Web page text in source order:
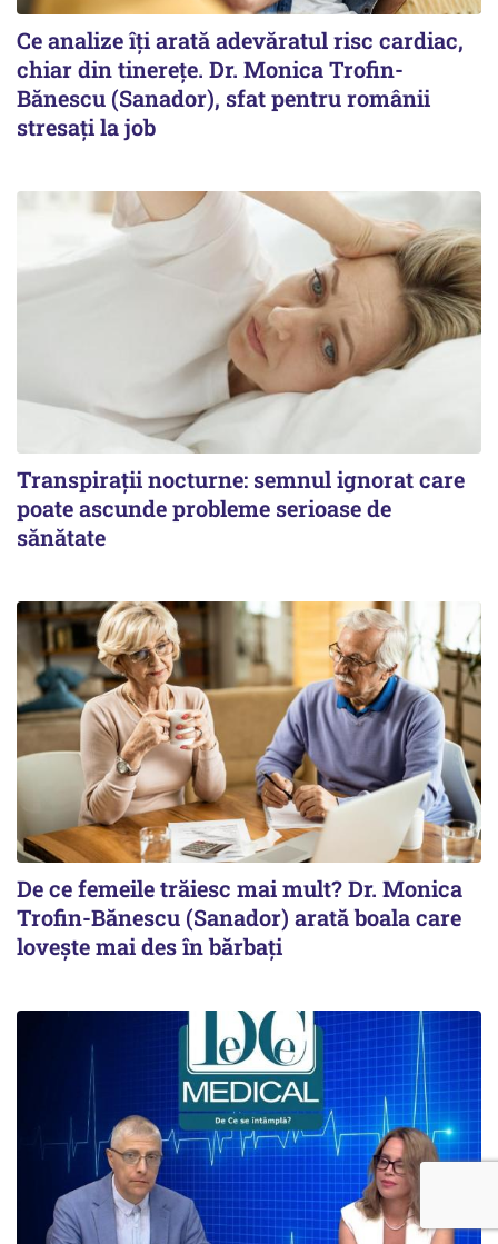
Ce analize îți arată adevăratul risc cardiac,
chiar din tinerețe. Dr. Monica Trofin-
Bănescu (Sanador), sfat pentru românii
stresați la job
Transpirații nocturne: semnul ignorat care
poate ascunde probleme serioase de
sănătate
De ce femeile trăiesc mai mult? Dr. Monica
Trofin-Bănescu (Sanador) arată boala care
lovește mai des în bărbați